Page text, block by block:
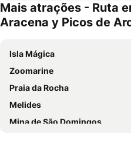
Mais atrações - Ruta
Aracena y Picos de
Isla Mágica
Zoomarine
Praia da Rocha
Melides
Mina de São Domingos